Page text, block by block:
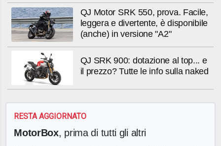
QJ Motor SRK 550, prova. Facile,
leggera e divertente, è disponibile
(anche) in versione "A2"
QJ SRK 900: dotazione al top... e
il prezzo? Tutte le info sulla naked
RESTA AGGIORNATO
MotorBox, prima di tutti gli altri